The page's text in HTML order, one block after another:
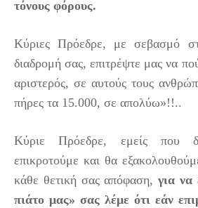
τόνους φόρους.
Κύριες Πρόεδρε, με σεβασμό
διαδρομή σας, επιτρέψτε μας να
αριστερός, σε αυτούς τους
πήρες τα 15.000, σε απολύω»!!..
Κύριε Πρόεδρε, εμείς που
επικροτούμε και θα
κάθε θετική σας απόφαση, για να
πιάτο μας» σας λέμε ότι εάν